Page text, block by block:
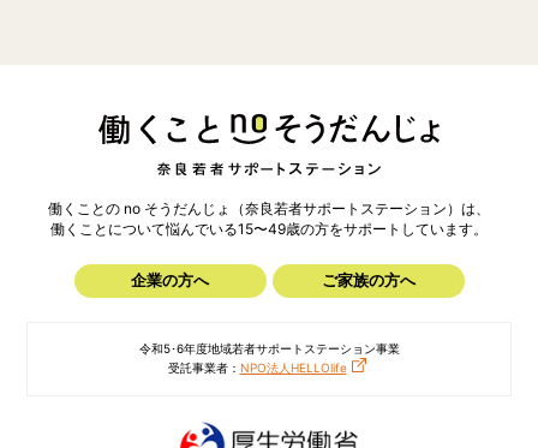
働くことの no そうだんじょ（奈良若者サポートステーション）は、
働くことについて悩んでいる15〜49歳の方をサポートしています。
企業の方へ ご家族の方へ
令和5･6年度地域若者サポートステーション事業
受託事業者： NPO法人HELLOlife